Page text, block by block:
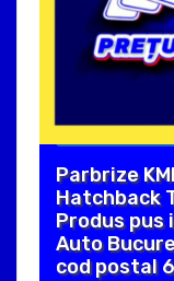
Parbrize
Hatchback
Produs pus
Auto
cod postal